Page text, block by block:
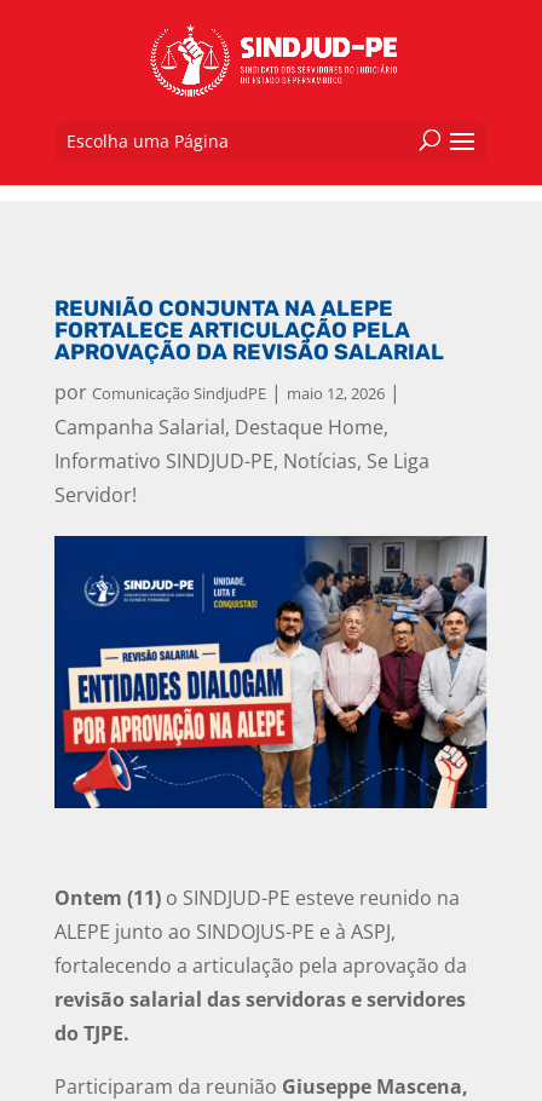
Escolha uma Página
REUNIÃO CONJUNTA NA ALEPE
FORTALECE ARTICULAÇÃO PELA
APROVAÇÃO DA REVISÃO SALARIAL
por Comunicação SindjudPE| maio 12, 2026|
Campanha Salarial, Destaque Home,
Informativo SINDJUD-PE, Notícias, Se Liga
Servidor!
Ontem (11)o SINDJUD-PE esteve reunido na
ALEPE junto ao SINDOJUS-PE e à ASPJ,
fortalecendo a articulação pela aprovação da
revisão salarial das servidoras e servidores
do TJPE.
Participaram da reunião Giuseppe Mascena,